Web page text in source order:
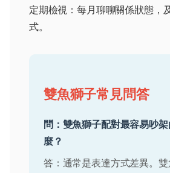
定期檢視：每月聊聊關係狀態，
式。
雙魚獅子常見問答
問：雙魚獅子配對最容易吵
麼？
答：通常是表達方式差異。